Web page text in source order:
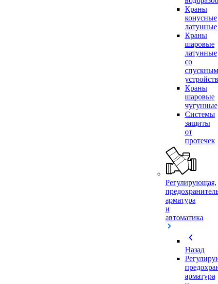
Краны
конусные
латунные
Краны
шаровые
латунные
со
спускным
Краны
шаровые
чугунные
Системы
защиты
от
протечек
Регулирующая,
арматура
и
автоматика
chevron_left
Назад
арматура